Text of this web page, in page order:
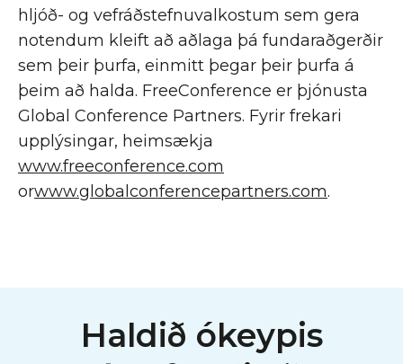
hljóð- og vefráðstefnuvalkostum sem gera
notendum kleift að aðlaga þá fundaraðgerðir
sem þeir þurfa, einmitt þegar þeir þurfa á
þeim að halda. FreeConference er þjónusta
Global Conference Partners. Fyrir frekari
upplýsingar, heimsækja
www.freeconference.com
orwww.globalconferencepartners.com.
Haldið ókeypis